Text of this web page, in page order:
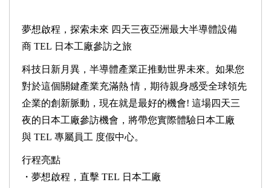
夢想啟程，探索未來 四天三夜亞洲最大半導體設備
商 TEL 日本工廠參訪之旅
科技日新月異，半導體產業正推動世界未來。如果您
對於這個關鍵產業充滿熱 情，期待親身感受全球領先
企業的創新脈動，現在就是最好的機會! 這場四天三
夜的日本工廠參訪機會，將帶您實際體驗日本工廠
與 TEL 專屬員工 度假中心。
行程亮點
・夢想啟程，直擊 TEL 日本工廠